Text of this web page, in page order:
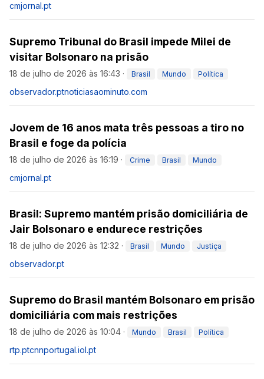
cmjornal.pt
Supremo Tribunal do Brasil impede Milei de
visitar Bolsonaro na prisão
18 de julho de 2026 às 16:43 · Brasil Mundo Política
observador.ptnoticiasaominuto.com
Jovem de 16 anos mata três pessoas a tiro no
Brasil e foge da polícia
18 de julho de 2026 às 16:19 · Crime Brasil Mundo
cmjornal.pt
Brasil: Supremo mantém prisão domiciliária de
Jair Bolsonaro e endurece restrições
18 de julho de 2026 às 12:32 · Brasil Mundo Justiça
observador.pt
Supremo do Brasil mantém Bolsonaro em prisão
domiciliária com mais restrições
18 de julho de 2026 às 10:04 · Mundo Brasil Política
rtp.ptcnnportugal.iol.pt